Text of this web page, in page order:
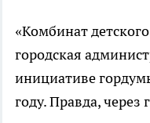
«Комбинат
городская
инициативе
году. Правда,